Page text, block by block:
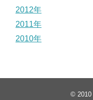
2012年
2011年
2010年
© 2010